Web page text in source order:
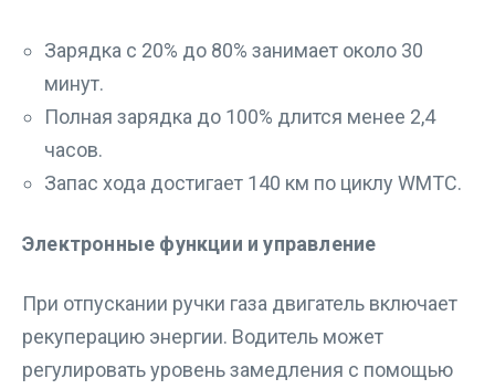
Зарядка с 20% до 80% занимает около 30
минут.
Полная зарядка до 100% длится менее 2,4
часов.
Запас хода достигает 140 км по циклу WMTC.
Электронные функции и управление
При отпускании ручки газа двигатель включает
рекуперацию энергии. Водитель может
регулировать уровень замедления с помощью